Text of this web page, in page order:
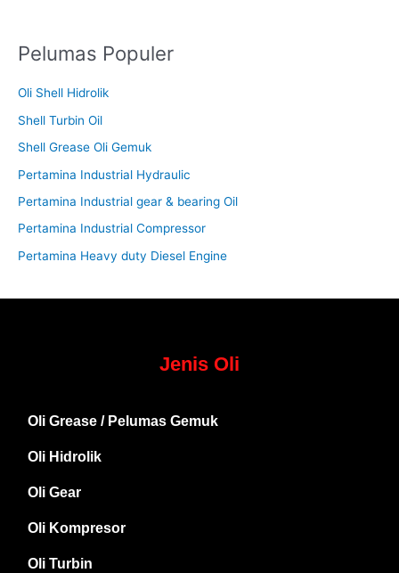
Pelumas Populer
Oli Shell Hidrolik
Shell Turbin Oil
Shell Grease Oli Gemuk
Pertamina Industrial Hydraulic
Pertamina Industrial gear & bearing Oil
Pertamina Industrial Compressor
Pertamina Heavy duty Diesel Engine
Jenis Oli
Oli Grease / Pelumas Gemuk
Oli Hidrolik
Oli Gear
Oli Kompresor
Oli Turbin